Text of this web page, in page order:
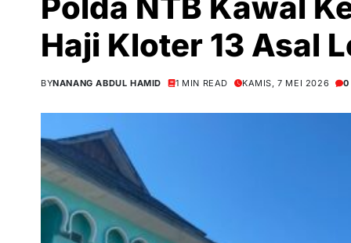
Haji Kloter 13 Asal
BYNANANG ABDUL HAMID 1 MIN READ KAMIS, 7 MEI 2026 0